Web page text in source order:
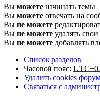
Вы можете начинать темы
Вы можете отвечать на
Вы не можете
Вы не можете удалять
Вы не можете добавлять
Список разделов
Часовой пояс:
Удалить cookies
Связаться с